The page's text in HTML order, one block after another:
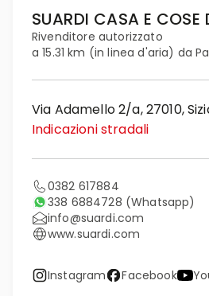
SUARDI CASA E COSE
Rivenditore autorizzato
a 15.31 km (in linea d'aria) da
Via Adamello 2/a, 27010,
Indicazioni stradali
0382 617884
338 6884728 (Whatsapp)
info@suardi.com
www.suardi.com
Instagram Facebook